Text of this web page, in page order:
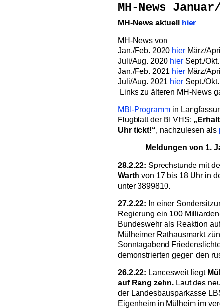
MH-News
MH-News aktuell hier
MH-News von
Jan./Feb. 2020 hier März/
Juli/Aug. 2020 hier Sept./
Jan./Feb. 2021 hier März/
Juli/Aug. 2021 hier Sept./
Links zu älteren MH-News
MBI-Programm in
Flugblatt der BI VHS:
Uhr tickt!“, nachzulesen als
Meldungen von 1.
28.2.22: Sprechstunde mit
Warth von 17 bis 18 Uhr in
unter 3899810.
27.2.22: In einer
Regierung ein 100
Bundeswehr als Reaktion
Mülheimer Rathausmarkt
Sonntagabend
demonstrierten gegen den
26.2.22: Landesweit liegt
auf Rang zehn. Laut des
der Landesbausparkasse
Eigenheim in Mülheim im